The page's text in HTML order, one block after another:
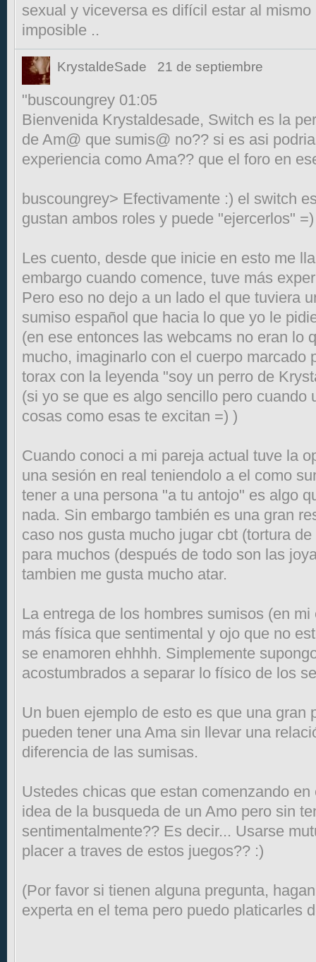
sexual y viceversa es difícil estar al
imposible ..
KrystaldeSade 21 de septiembre
"buscoungrey 01:05
Bienvenida Krystaldesade, Switch es la
de Am@ que sumis@ no?? si es asi
experiencia como Ama?? que el foro en
buscoungrey> Efectivamente :) el switch
gustan ambos roles y puede "ejercerlos" =)
Les cuento, desde que inicie en esto me
embargo cuando comence, tuve más
Pero eso no dejo a un lado el que tuviera
sumiso español que hacia lo que yo le
(en ese entonces las webcams no eran lo
mucho, imaginarlo con el cuerpo marcado
torax con la leyenda "soy un perro de
(si yo se que es algo sencillo pero cuando
cosas como esas te excitan =) )
Cuando conoci a mi pareja actual tuve la
una sesión en real teniendolo a el como
tener a una persona "a tu antojo" es algo
nada. Sin embargo también es una gran
caso nos gusta mucho jugar cbt (tortura
para muchos (después de todo son las
tambien me gusta mucho atar.
La entrega de los hombres sumisos (en
más física que sentimental y ojo que no
se enamoren ehhhh. Simplemente
acostumbrados a separar lo físico de los
Un buen ejemplo de esto es que una gran
pueden tener una Ama sin llevar una
diferencia de las sumisas.
Ustedes chicas que estan comenzando
idea de la busqueda de un Amo pero sin
sentimentalmente?? Es decir... Usarse
placer a traves de estos juegos?? :)
(Por favor si tienen alguna pregunta,
experta en el tema pero puedo platicarles